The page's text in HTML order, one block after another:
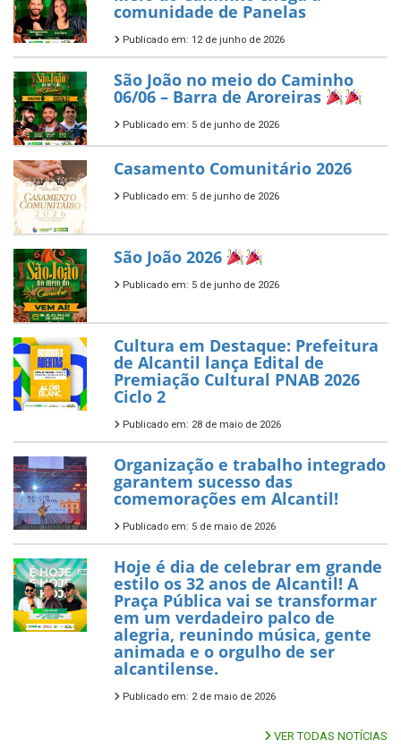
comunidade de Panelas
Publicado em: 12 de junho de 2026
São João no meio do Caminho
06/06 – Barra de Aroreiras
Publicado em: 5 de junho de 2026
Casamento Comunitário 2026
Publicado em: 5 de junho de 2026
São João 2026
Publicado em: 5 de junho de 2026
Cultura em Destaque: Prefeitura
de Alcantil lança Edital de
Premiação Cultural PNAB 2026
Ciclo 2
Publicado em: 28 de maio de 2026
Organização e trabalho integrado
garantem sucesso das
comemorações em Alcantil!
Publicado em: 5 de maio de 2026
Hoje é dia de celebrar em grande
estilo os 32 anos de Alcantil! A
Praça Pública vai se transformar
em um verdadeiro palco de
alegria, reunindo música, gente
animada e o orgulho de ser
alcantilense.
Publicado em: 2 de maio de 2026
VER TODAS NOTÍCIAS